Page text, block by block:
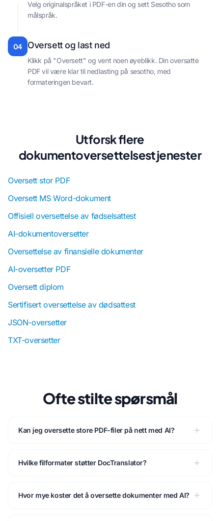
Velg originalspråket i PDF-en din og sett Sesotho som
målspråk.
04 Oversett og last ned
Klikk på "Oversett" og vent noen øyeblikk. Din oversatte
PDF vil være klar til nedlasting på sesotho, med
formateringen bevart.
Utforsk flere
dokumentoversettelsestjenester
Oversett stor PDF
Oversett MS Word-dokument
Offisiell oversettelse av fødselsattest
AI-dokumentoversetter
Oversettelse av finansielle dokumenter
AI-oversetter PDF
Oversett diplom
Sertifisert oversettelse av dødsattest
JSON-oversetter
TXT-oversetter
Ofte stilte spørsmål
Kan jeg oversette store PDF-filer på nett med AI?
Hvilke filformater støtter DocTranslator?
Hvor mye koster det å oversette dokumenter med AI?